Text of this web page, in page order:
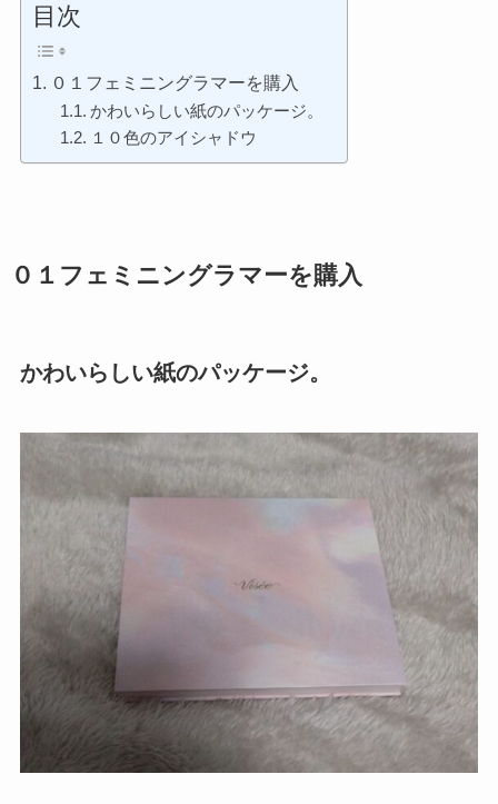
目次
０１フェミニングラマーを購入
かわいらしい紙のパッケージ。
１０色のアイシャドウ
０１フェミニングラマーを購入
かわいらしい紙のパッケージ。